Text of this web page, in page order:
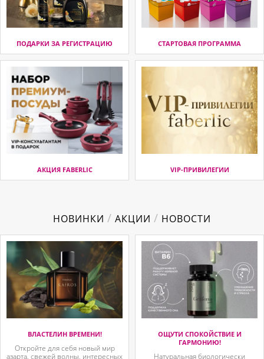
ПОДАРКИ ЗА РЕГИСТРАЦИЮ СТАРТОВАЯ ПРОГРАММА
АКЦИЯ FABERLIC VIP-ПРИВИЛЕГИИ
НОВИНКИ / АКЦИИ / НОВОСТИ
ВЛАСТЕЛИН ВРЕМЕНИ!
Откройте для себя новый мир
азарта, свежей волны, интересных
ОЩУТИ СПОКОЙСТВИЕ И
ГАРМОНИЮ!
Натуральная биологически